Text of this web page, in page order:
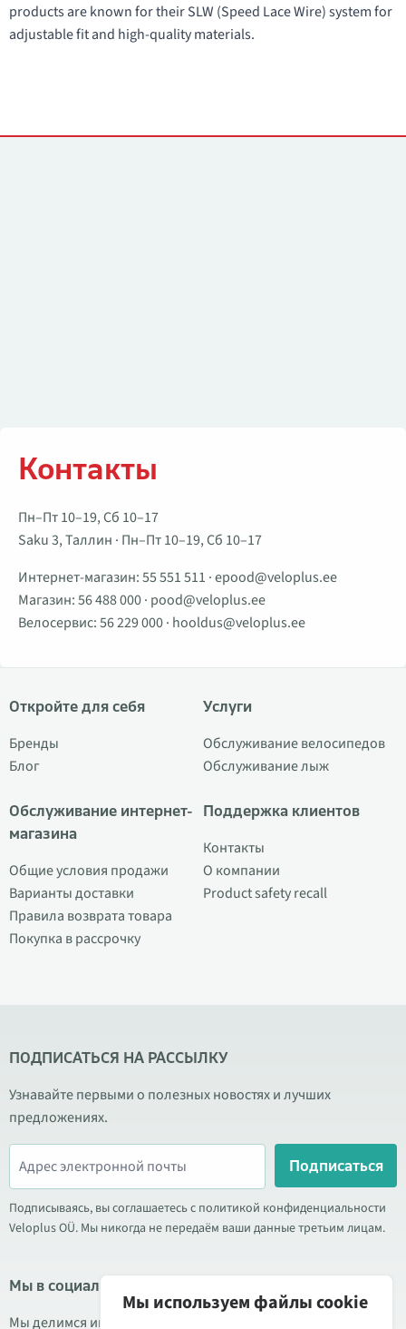
products are known for their SLW (Speed Lace Wire) system for
adjustable fit and high-quality materials.
Контакты
Пн–Пт 10–19, Сб 10–17
Saku 3, Таллин · Пн–Пт 10–19, Сб 10–17
Интернет-магазин:55 551 511 ·epood@veloplus.ee
Магазин:56 488 000· pood@veloplus.ee
Велосервис:56 229 000· hooldus@veloplus.ee
Откройте для себя
Бренды
Блог
Обслуживание интернет-
магазина
Общие условия продажи
Варианты доставки
Правила возврата товара
Покупка в рассрочку
Услуги
Обслуживание велосипедов
Обслуживание лыж
Поддержка клиентов
Контакты
О компании
Product safety recall
ПОДПИСАТЬСЯ НА РАССЫЛКУ
Узнавайте первыми о полезных новостях и лучших
предложениях.
Подписаться
Подписываясь, вы соглашаетесь с политикой конфиденциальности
Veloplus OÜ. Мы никогда не передаём ваши данные третьим лицам.
Мы в социальных сетях
Мы делимся информацией о выгодных акциях, новых
Мы используем файлы cookie